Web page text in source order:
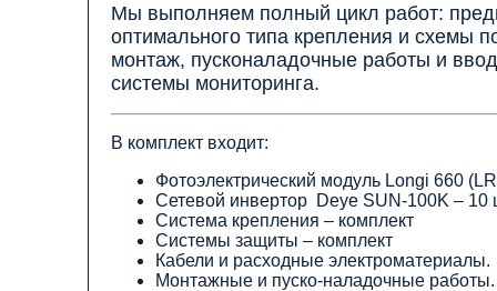
Мы выполняем полный цикл работ:
оптимального типа крепления и схемы
монтаж, пусконаладочные работы и
системы мониторинга.
В комплект входит:
Фотоэлектрический модуль Longi 660
Сетевой инвертор Deye SUN-100K – 10
Система крепления – комплект
Системы защиты – комплект
Кабели и расходные электроматериалы.
Монтажные и пуско-наладочные работы.